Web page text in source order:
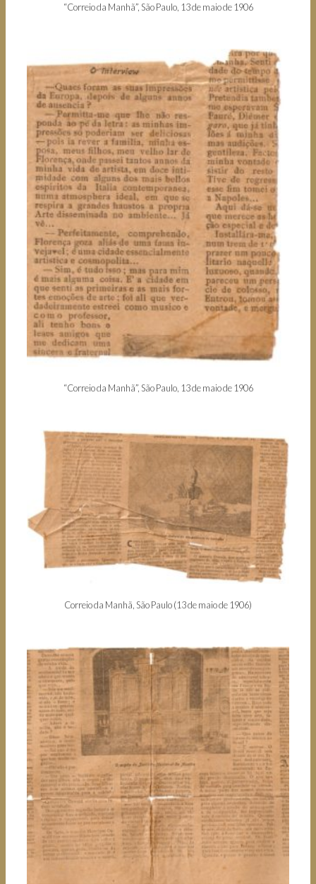
“Correio da Manhã”, São Paulo, 13 de maio de 1906
“Correio da Manhã”, São Paulo, 13 de maio de 1906
Correio da Manhã, São Paulo (13 de maio de 1906)